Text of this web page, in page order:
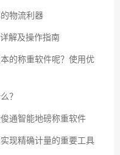
物流利器
解及操作指南
的称重软件呢？使用优
？
通智能地磅称重软件
现精确计量的重要工具